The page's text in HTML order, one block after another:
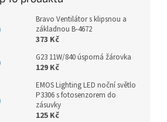
Bravo Ventilátor s klipsnou a
základnou B-4672
373 Kč
G23 11W/840 úsporná žárovka
129 Kč
EMOS Lighting LED noční světlo
P3306 s fotosenzorem do
zásuvky
125 Kč